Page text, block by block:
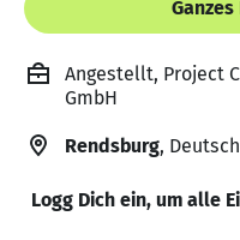
Angestellt, Project
GmbH
Rendsburg,
Logg Dich ein, um alle